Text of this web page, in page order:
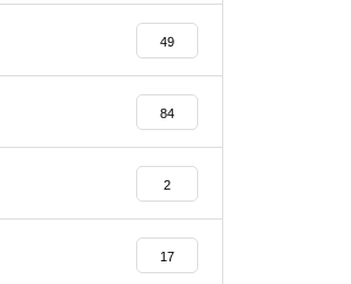
49
84
2
17